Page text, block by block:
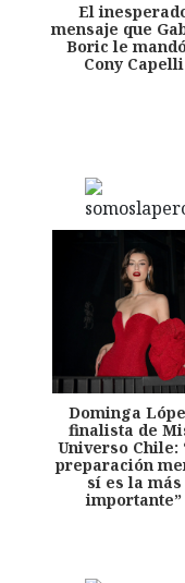
El
mensaje que
Boric le
Cony Capelli
Dominga
finalista de
Universo Chile:
preparación
sí es la más
importante”